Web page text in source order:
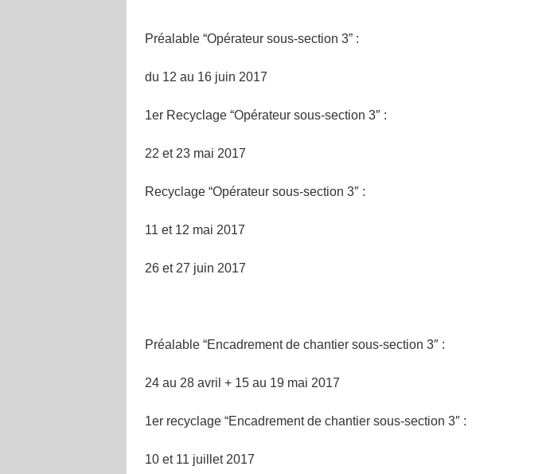
Préalable “Opérateur sous-section 3” :
du 12 au 16 juin 2017
1er Recyclage “Opérateur sous-section 3″ :
22 et 23 mai 2017
Recyclage “Opérateur sous-section 3″ :
11 et 12 mai 2017
26 et 27 juin 2017
Préalable “Encadrement de chantier sous-section 3″ :
24 au 28 avril + 15 au 19 mai 2017
1er recyclage “Encadrement de chantier sous-section 3″ :
10 et 11 juillet 2017